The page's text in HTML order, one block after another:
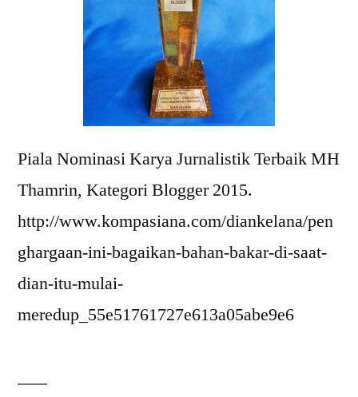
Piala Nominasi Karya Jurnalistik Terbaik MH
Thamrin, Kategori Blogger 2015.
http://www.kompasiana.com/diankelana/pen
ghargaan-ini-bagaikan-bahan-bakar-di-saat-
dian-itu-mulai-
meredup_55e51761727e613a05abe9e6